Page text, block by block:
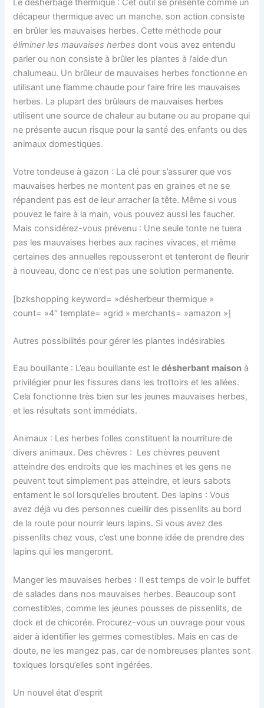
Le désherbage thermique : Cet outil se présente comme un
décapeur thermique avec un manche. son action consiste
en brûler les mauvaises herbes. Cette méthode pour
éliminer les mauvaises herbes dont vous avez entendu
parler ou non consiste à brûler les plantes à l’aide d’un
chalumeau. Un brûleur de mauvaises herbes fonctionne en
utilisant une flamme chaude pour faire frire les mauvaises
herbes. La plupart des brûleurs de mauvaises herbes
utilisent une source de chaleur au butane ou au propane qui
ne présente aucun risque pour la santé des enfants ou des
animaux domestiques.
Votre tondeuse à gazon : La clé pour s’assurer que vos
mauvaises herbes ne montent pas en graines et ne se
répandent pas est de leur arracher la tête. Même si vous
pouvez le faire à la main, vous pouvez aussi les faucher.
Mais considérez-vous prévenu : Une seule tonte ne tuera
pas les mauvaises herbes aux racines vivaces, et même
certaines des annuelles repousseront et tenteront de fleurir
à nouveau, donc ce n’est pas une solution permanente.
[bzkshopping keyword= »désherbeur thermique »
count= »4″ template= »grid » merchants= »amazon »]
Autres possibilités pour gérer les plantes indésirables
Eau bouillante : L’eau bouillante est ledésherbant maison à
privilégier pour les fissures dans les trottoirs et les allées.
Cela fonctionne très bien sur les jeunes mauvaises herbes,
et les résultats sont immédiats.
Animaux : Les herbes folles constituent la nourriture de
divers animaux. Des chèvres : Les chèvres peuvent
atteindre des endroits que les machines et les gens ne
peuvent tout simplement pas atteindre, et leurs sabots
entament le sol lorsqu’elles broutent. Des lapins : Vous
avez déjà vu des personnes cueillir des pissenlits au bord
de la route pour nourrir leurs lapins. Si vous avez des
pissenlits chez vous, c’est une bonne idée de prendre des
lapins qui les mangeront.
Manger les mauvaises herbes : Il est temps de voir le buffet
de salades dans nos mauvaises herbes. Beaucoup sont
comestibles, comme les jeunes pousses de pissenlits, de
dock et de chicorée. Procurez-vous un ouvrage pour vous
aider à identifier les germes comestibles. Mais en cas de
doute, ne les mangez pas, car de nombreuses plantes sont
toxiques lorsqu’elles sont ingérées.
Un nouvel état d’esprit